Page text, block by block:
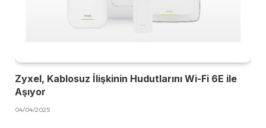
Zyxel, Kablosuz İlişkinin Hudutlarını Wi-Fi 6E ile
Aşıyor
04/04/2025